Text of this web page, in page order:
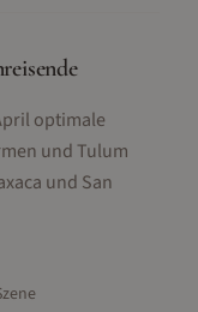
optimale
und Tulum
und San